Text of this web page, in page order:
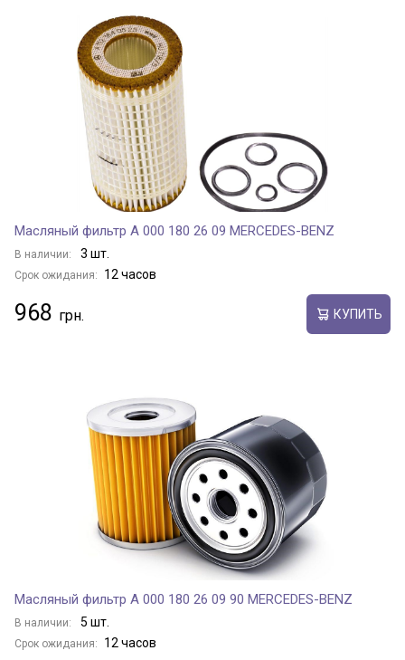
Масляный фильтр A 000 180 26 09 MERCEDES-BENZ
В наличии: 3 шт.
Срок ожидания: 12 часов
968 КУПИТЬ
Масляный фильтр A 000 180 26 09 90 MERCEDES-BENZ
В наличии: 5 шт.
Срок ожидания: 12 часов